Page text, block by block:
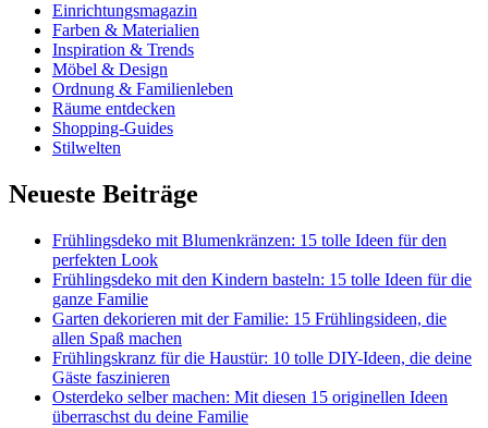
Einrichtungsmagazin
Farben & Materialien
Inspiration & Trends
Möbel & Design
Ordnung & Familienleben
Räume entdecken
Shopping-Guides
Stilwelten
Neueste Beiträge
Frühlingsdeko mit Blumenkränzen: 15 tolle Ideen für den
perfekten Look
Frühlingsdeko mit den Kindern basteln: 15 tolle Ideen für die
ganze Familie
Garten dekorieren mit der Familie: 15 Frühlingsideen, die
allen Spaß machen
Frühlingskranz für die Haustür: 10 tolle DIY-Ideen, die deine
Gäste faszinieren
Osterdeko selber machen: Mit diesen 15 originellen Ideen
überraschst du deine Familie